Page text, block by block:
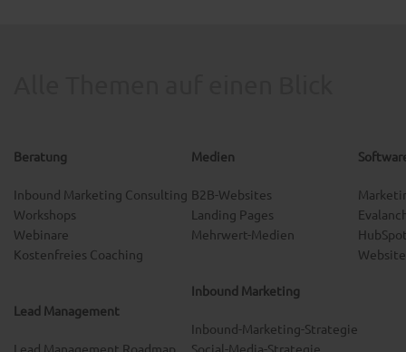
Beratung
Inbound Marketing Consulting
Workshops
Webinare
Kostenfreies Coaching
Lead Management
Lead Management Roadmap
Medien
B2B-Websites
Landing Pages
Mehrwert-Medien
Inbound Marketing
Inbound-Marketing-Strategie
Social-Media-Strategie